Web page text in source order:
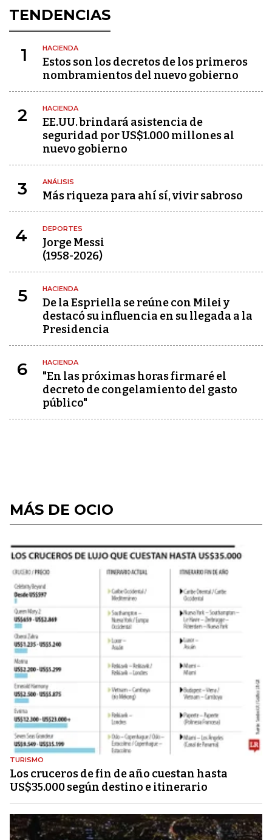
TENDENCIAS
1 HACIENDA
Estos son los decretos de los primeros
nombramientos del nuevo gobierno
2 HACIENDA
EE.UU. brindará asistencia de
seguridad por US$1.000 millones al
nuevo gobierno
3 ANÁLISIS
Más riqueza para ahí sí, vivir sabroso
4 DEPORTES
Jorge Messi
(1958-2026)
5 HACIENDA
De la Espriella se reúne con Milei y
destacó su influencia en su llegada a la
Presidencia
6 HACIENDA
"En las próximas horas firmaré el
decreto de congelamiento del gasto
público"
MÁS DE OCIO
TURISMO
Los cruceros de fin de año cuestan hasta
US$35.000 según destino e itinerario